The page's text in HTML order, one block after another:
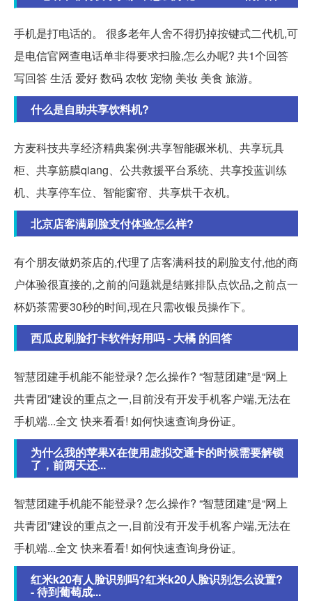
手机是打电话的。 很多老年人舍不得扔掉按键式二代机,可
是电信官网查电话单非得要求扫脸,怎么办呢? 共1个回答
写回答 生活 爱好 数码 农牧 宠物 美妆 美食 旅游。
什么是自助共享饮料机?
方麦科技共享经济精典案例:共享智能碾米机、共享玩具
柜、共享筋膜qiang、公共救援平台系统、共享投蓝训练
机、共享停车位、智能窗帘、共享烘干衣机。
北京店客满刷脸支付体验怎么样?
有个朋友做奶茶店的,代理了店客满科技的刷脸支付,他的商
户体验很直接的,之前的问题就是结账排队点饮品,之前点一
杯奶茶需要30秒的时间,现在只需收银员操作下。
西瓜皮刷脸打卡软件好用吗 - 大橘 的回答
智慧团建手机能不能登录? 怎么操作? “智慧团建”是“网上
共青团”建设的重点之一,目前没有开发手机客户端,无法在
手机端...全文 快来看看! 如何快速查询身份证。
为什么我的苹果X在使用虚拟交通卡的时候需要解锁
了，前两天还...
智慧团建手机能不能登录? 怎么操作? “智慧团建”是“网上
共青团”建设的重点之一,目前没有开发手机客户端,无法在
手机端...全文 快来看看! 如何快速查询身份证。
红米k20有人脸识别吗?红米k20人脸识别怎么设置?
- 待到葡萄成...